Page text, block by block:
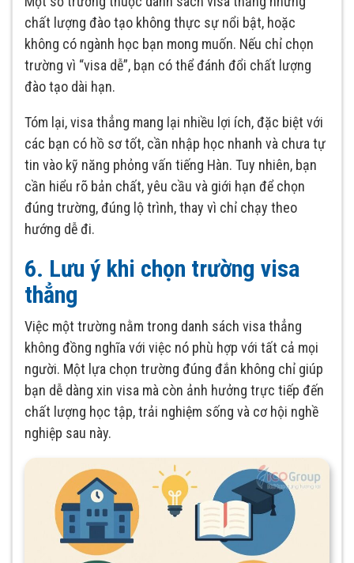
chất lượng đào tạo không thực sự nổi bật, hoặc
không có ngành học bạn mong muốn. Nếu chỉ chọn
trường vì “visa dễ”, bạn có thể đánh đổi chất lượng
đào tạo dài hạn.
Tóm lại, visa thẳng mang lại nhiều lợi ích, đặc biệt với
các bạn có hồ sơ tốt, cần nhập học nhanh và chưa tự
tin vào kỹ năng phỏng vấn tiếng Hàn. Tuy nhiên, bạn
cần hiểu rõ bản chất, yêu cầu và giới hạn để chọn
đúng trường, đúng lộ trình, thay vì chỉ chạy theo
hướng dễ đi.
6. Lưu ý khi chọn trường visa
thẳng
Việc một trường nằm trong danh sách visa thẳng
không đồng nghĩa với việc nó phù hợp với tất cả mọi
người. Một lựa chọn trường đúng đắn không chỉ giúp
bạn dễ dàng xin visa mà còn ảnh hưởng trực tiếp đến
chất lượng học tập, trải nghiệm sống và cơ hội nghề
nghiệp sau này.